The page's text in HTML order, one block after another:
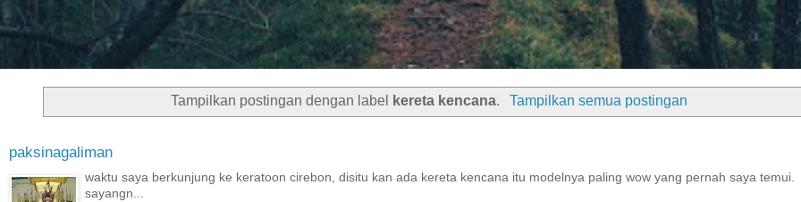
Tampilkan postingan dengan label kereta kencana. Tampilkan semua postingan
paksinagaliman
waktu saya berkunjung ke keratoon cirebon, disitu kan ada kereta kencana itu modelnya paling wow yang pernah saya temui.
sayangn...